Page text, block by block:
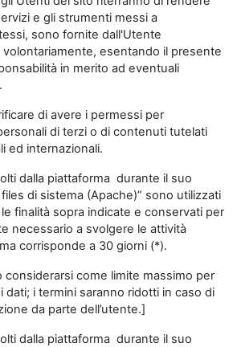
e gli strumenti messi a
sono fornite dall'Utente
esentando il presente
in merito ad eventuali
di avere i permessi per
di terzi o di contenuti tutelati
ed internazionali.
dalla piattaforma durante il suo
di sistema (Apache)” sono utilizzati
finalità sopra indicate e conservati per
necessario a svolgere le attività
corrisponde a 30 giorni (*).
come limite massimo per
dati; i termini saranno ridotti in caso di
da parte dell’utente.]
dalla piattaforma durante il suo